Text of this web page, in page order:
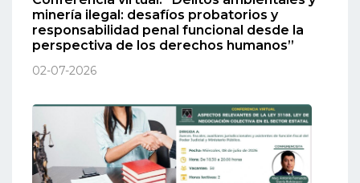
minería ilegal: desafíos probatorios y
responsabilidad penal funcional desde la
perspectiva de los derechos humanos”
02-07-2026